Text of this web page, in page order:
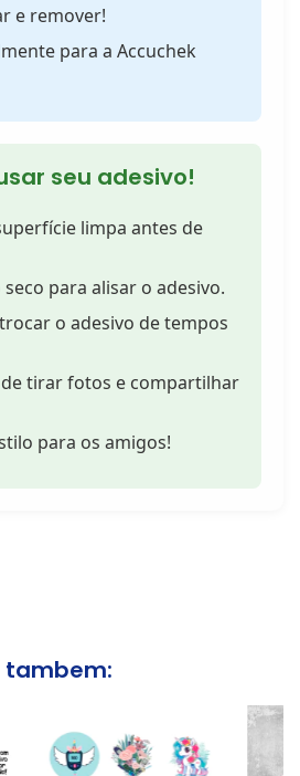
e remover!
para a Accuchek
seu adesivo!
limpa antes de
para alisar o adesivo.
o adesivo de tempos
de tirar fotos e compartilhar
para os amigos!
tambem: